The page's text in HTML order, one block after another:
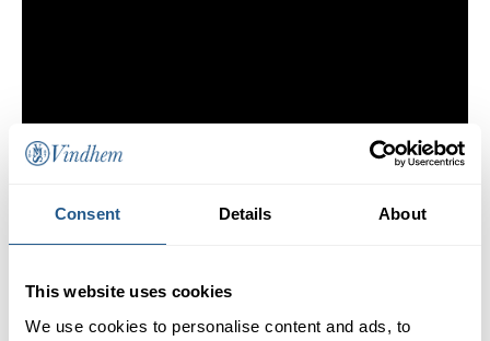
Consent Details About
This website uses cookies
We use cookies to personalise content and ads, to